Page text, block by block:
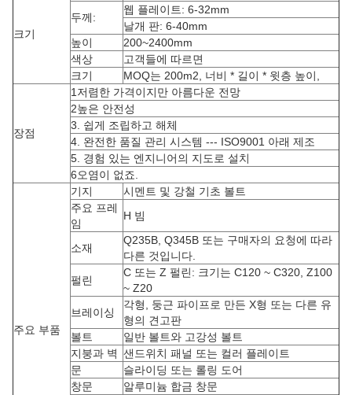
크기
두께:
웹 플레이트: 6-32mm
날개 판: 6-40mm
높이
200~2400mm
색상
고객들에 따르면
크기
MOQ는 200m2, 너비 * 길이 * 윗층 높이,
장점
1저렴한 가격이지만 아름다운 전망
2높은 안전성
3. 쉽게 조립하고 해체
4. 완전한 품질 관리 시스템 --- ISO9001 아래 제조
5. 경험 있는 엔지니어의 지도로 설치
6오염이 없죠.
주요 부품
기지
시멘트 및 강철 기초 볼트
주요 프레
임
H 빔
소재
Q235B, Q345B 또는 구매자의 요청에 따라
다른 것입니다.
펄린
C 또는 Z 펄린: 크기는 C120 ~ C320, Z100
~ Z20
브레이싱
각형, 둥근 파이프로 만든 X형 또는 다른 유
형의 견고판
볼트
일반 볼트와 고강성 볼트
지붕과 벽 샌드위치 패널 또는 컬러 플레이트
문
슬라이딩 또는 롤링 도어
창문
알루미늄 합금 창문